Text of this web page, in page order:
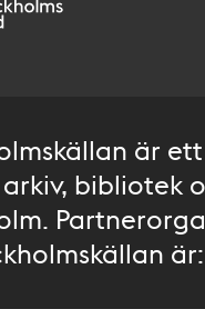
är
bibliotek
är: